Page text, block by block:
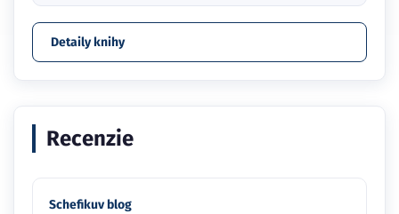
Detaily knihy
Recenzie
Schefikuv blog